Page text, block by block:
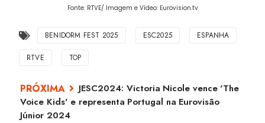
Fonte: RTVE/ Imagem e Vídeo: Eurovision.tv
BENIDORM FEST 2025 ESC2025 ESPANHA
RTVE TOP
JESC2024: Victoria Nicole vence 'The
Voice Kids' e representa Portugal na Eurovisão
Júnior 2024